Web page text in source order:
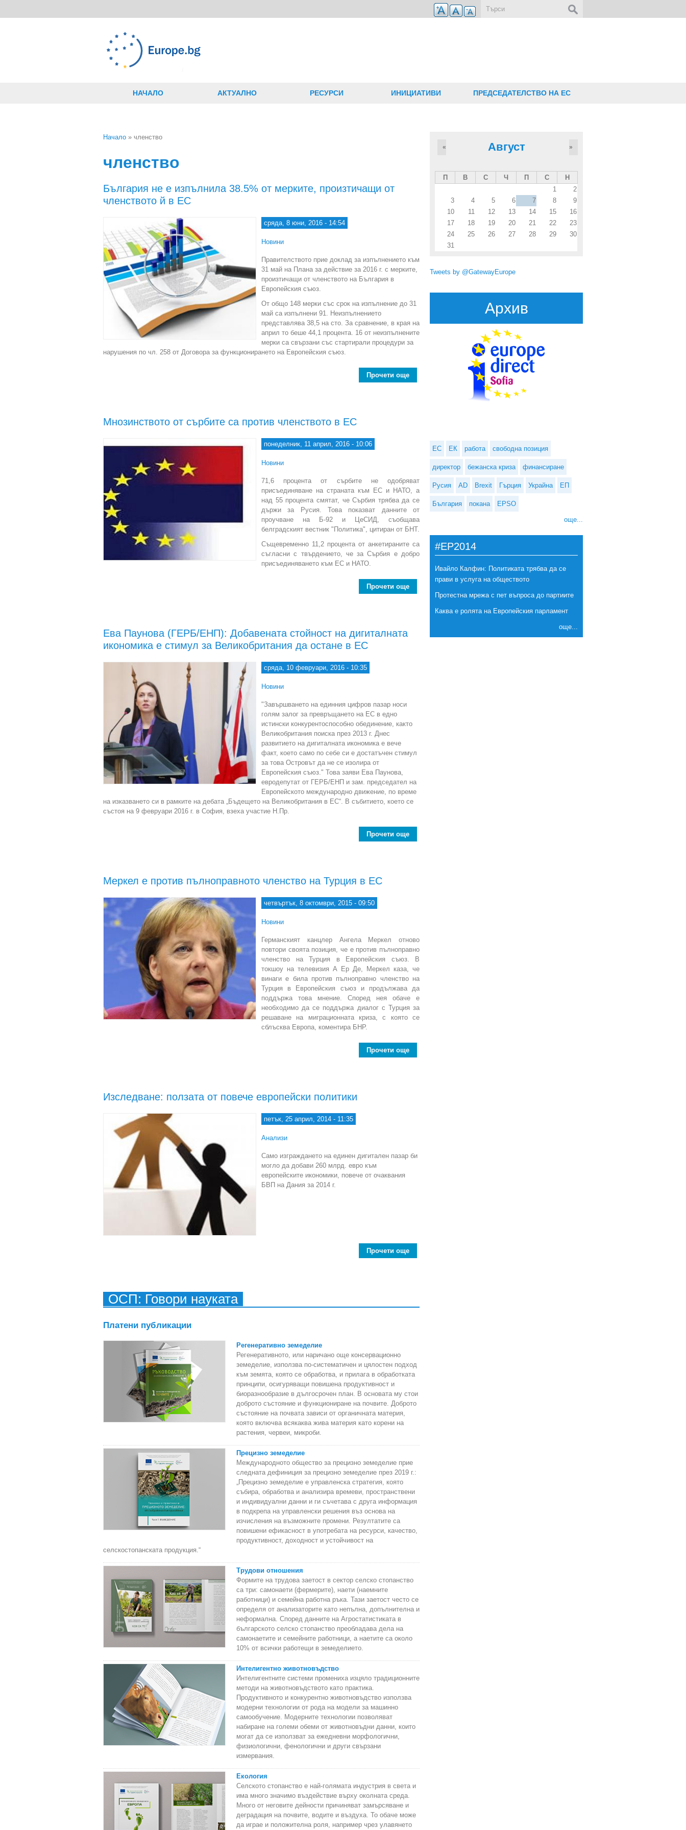
НАЧАЛО АКТУАЛНО РЕСУРСИ ИНИЦИАТИВИ ПРЕДСЕДАТЕЛСТВО НА ЕС
Начало » членство
членство
България не е изпълнила 38.5% от мерките, произтичащи от
членството й в ЕС
сряда, 8 юни, 2016 - 14:54
Новини
Правителството прие доклад за изпълнението към
31 май на Плана за действие за 2016 г. с мерките,
произтичащи от членството на България в
Европейския съюз.
От общо 148 мерки със срок на изпълнение до 31
май са изпълнени 91. Неизпълнението
представлява 38,5 на сто. За сравнение, в края на
април то беше 44,1 процента. 16 от неизпълнените
мерки са свързани със стартирали процедури за
нарушения по чл. 258 от Договора за функционирането на Европейския съюз.
Прочети още
about България не е изпълнила 38.5% от мерките, произтичащи от членството й в
Мнозинството от сърбите са против членството в ЕС
понеделник, 11 април, 2016 - 10:06
Новини
71,6 процента от сърбите не одобряват
присъединяване на страната към ЕС и НАТО, а
над 55 процента смятат, че Сърбия трябва да се
държи за Русия. Това показват данните от
проучване на Б-92 и ЦеСИД, съобщава
белградският вестник "Политика", цитиран от БНТ.
Същевременно 11,2 процента от анкетираните са
съгласни с твърдението, че за Сърбия е добро
присъединяването към ЕС и НАТО.
Прочети още
Ева Паунова (ГЕРБ/ЕНП): Добавената стойност на дигиталната
икономика е стимул за Великобритания да остане в ЕС
сряда, 10 февруари, 2016 - 10:35
Новини
"Завършването на единния цифров пазар носи
голям залог за превръщането на ЕС в едно
истински конкурентоспособно обединение, както
Великобритания поиска през 2013 г. Днес
развитието на дигиталната икономика е вече
факт, което само по себе си е достатъчен стимул
за това Островът да не се изолира от
Европейския съюз." Това заяви Ева Паунова,
евродепутат от ГЕРБ/ЕНП и зам. председател на
Европейското международно движение, по време
на изказването си в рамките на дебата „Бъдещето на Великобритания в ЕС“. В събитието, което се
състоя на 9 февруари 2016 г. в София, взеха участие Н.Пр.
Прочети още
Меркел е против пълноправното членство на Турция в ЕС
четвъртък, 8 октомври, 2015 - 09:50
Новини
Германският канцлер Ангела Меркел отново
повтори своята позиция, че е против пълноправно
членство на Турция в Европейския съюз. В
токшоу на телевизия А Ер Де, Меркел каза, че
винаги е била против пълноправно членство на
Турция в Европейския съюз и продължава да
поддържа това мнение. Според нея обаче е
необходимо да се поддържа диалог с Турция за
решаване на миграционната криза, с която се
сблъсква Европа, коментира БНР.
Прочети още
Изследване: ползата от повече европейски политики
петък, 25 април, 2014 - 11:35
Анализи
Само изграждането на единен дигитален пазар би
могло да добави 260 млрд. евро към
европейските икономики, повече от очаквания
БВП на Дания за 2014 г.
Прочети още
ОСП: Говори науката
Платени публикации
Регенеративно земеделие
Регенеративното, или наричано още консервационно
земеделие, използва по-систематичен и цялостен подход
към земята, която се обработва, и прилага в обработката
принципи, осигуряващи повишена продуктивност и
биоразнообразие в дългосрочен план. В основата му стои
доброто състояние и функциониране на почвите. Доброто
състояние на почвата зависи от органичната материя,
която включва всякаква жива материя като корени на
растения, червеи, микроби.
Прецизно земеделие
Международното общество за прецизно земеделие прие
следната дефиниция за прецизно земеделие през 2019 г.:
„Прецизно земеделие е управленска стратегия, която
събира, обработва и анализира времеви, пространствени
и индивидуални данни и ги съчетава с друга информация
в подкрепа на управленски решения въз основа на
изчисления на възможните промени. Резултатите са
повишени ефикасност в употребата на ресурси, качество,
продуктивност, доходност и устойчивост на
селскостопанската продукция.“
Трудови отношения
Формите на трудова заетост в сектор селско стопанство
са три: самонаети (фермерите), наети (наемните
работници) и семейна работна ръка. Тази заетост често се
определя от анализаторите като непълна, допълнителна и
неформална. Според данните на Агростатистиката в
българското селско стопанство преобладава дела на
самонаетите и семейните работници, а наетите са около
10% от всички работещи в земеделието.
Интелигентно животновъдство
Интелигентните системи промениха изцяло традиционните
методи на животновъдството като практика.
Продуктивното и конкурентно животновъдство използва
модерни технологии от рода на модели за машинно
самообучение. Модерните технологии позволяват
набиране на големи обеми от животновъдни данни, които
могат да се използват за ежедневни морфологични,
физиологични, фенологични и други свързани
измервания.
Екология
Селското стопанство е най-голямата индустрия в света и
има много значимо въздействие върху околната среда.
Много от неговите дейности причиняват замърсяване и
деградация на почвите, водите и въздуха. То обаче може
да играе и положителна роля, например чрез улавянето
Август
« »
П В С Ч П С
Н
1
2
3
4 5 6 7 8
9
10
11 12 13 14 15
16
17
18 19 20 21 22
23
24
25 26 27 28 29
30
31
Tweets by @GatewayEurope
Архив
ЕС ЕК работа свободна позиция
директор бежанска криза финансиране
Русия AD Brexit Гърция Украйна ЕП
България покана EPSO
още...
#EP2014
Ивайло Калфин: Политиката трябва да се
прави в услуга на обществото
Протестна мрежа с пет въпроса до партиите
Каква е ролята на Европейския парламент
още...